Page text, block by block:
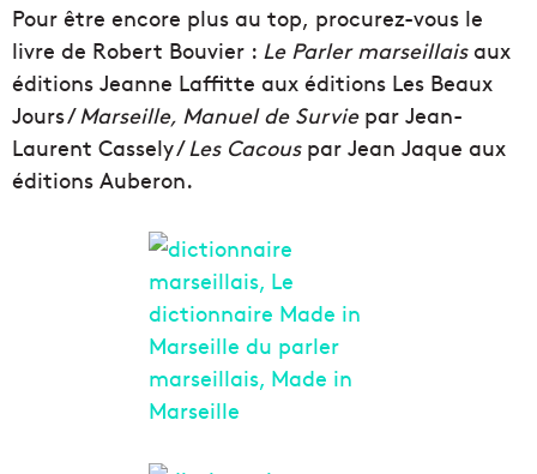
Pour être encore plus au top, procurez-vous le
livre de Robert Bouvier : Le Parler marseillaisaux
éditions Jeanne Laffitte aux éditions Les Beaux
Jours /Marseille, Manuel de Surviepar Jean-
Laurent Cassely /Les Cacouspar Jean Jaque aux
éditions Auberon.